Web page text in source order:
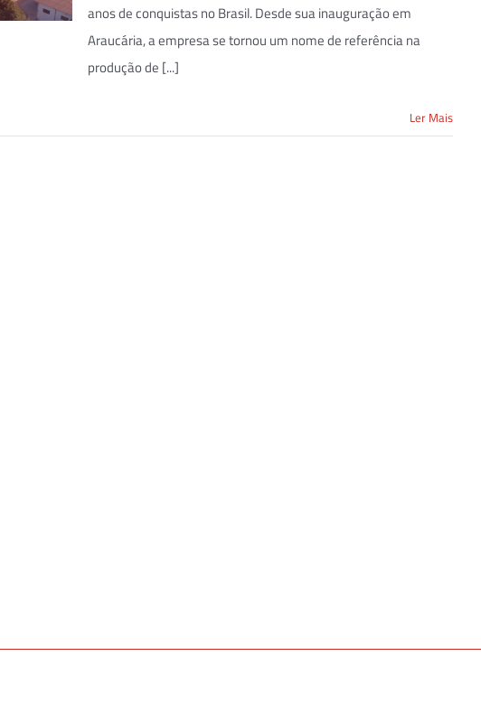
anos de conquistas no Brasil. Desde sua inauguração em
Araucária, a empresa se tornou um nome de referência na
produção de [...]
Ler Mais